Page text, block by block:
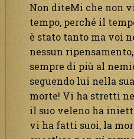
Non diteMi che non
tempo, perché il
è stato tanto ma voi
nessun
sempre di più al
seguendo lui nella
morte! Vi ha stretti
il suo veleno ha
vi ha fatti suoi, la